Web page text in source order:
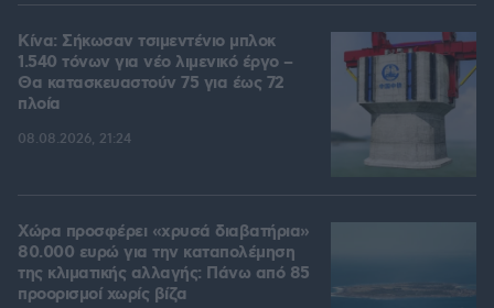
Κίνα: Σήκωσαν τσιμεντένιο μπλοκ
1.540 τόνων για νέο λιμενικό έργο –
Θα κατασκευαστούν 75 για έως 72
πλοία
08.08.2026, 21:24
Χώρα προσφέρει «χρυσά διαβατήρια»
80.000 ευρώ για την καταπολέμηση
της κλιματικής αλλαγής: Πάνω από 85
προορισμοί χωρίς βίζα